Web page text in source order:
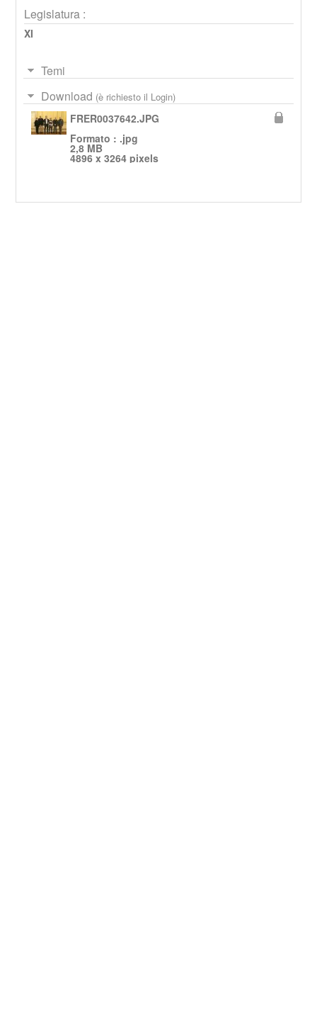
Legislatura :
XI
Temi
Download (è richiesto il Login)
FRER0037642.JPG
Formato : .jpg
2,8 MB
4896 x 3264 pixels